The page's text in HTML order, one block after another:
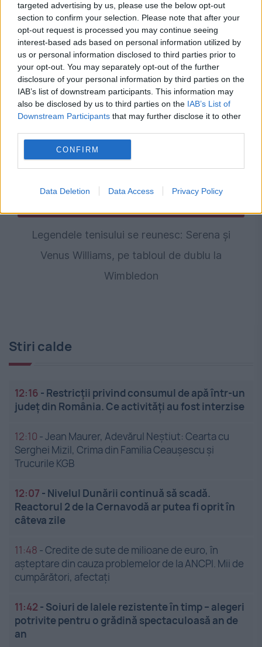
targeted advertising by us, please use the below opt-out
section to confirm your selection. Please note that after your
opt-out request is processed you may continue seeing
interest-based ads based on personal information utilized by
us or personal information disclosed to third parties prior to
your opt-out. You may separately opt-out of the further
disclosure of your personal information by third parties on the
IAB’s list of downstream participants. This information may
also be disclosed by us to third parties on the IAB’s List of
Downstream Participants that may further disclose it to other
CONFIRM
Data Deletion Data Access Privacy Policy
SPORT
Serena Williams revine în tenis cu un wild card
pentru Wimbledon
Legendele tenisului se reunesc: Serena și
Venus Williams, pe tabloul de dublu la
Wimbledon
Stiri calde
12:16 - Restricții privind consumul de apă într-un
județ din România. Ce activități au fost interzise
12:10 -Jean Maurer, Adevărul Neștiut: Cearta cu
Serghei Mizil, Crima din Familia Ceaușescu și
Trucurile KGB
12:07 - Nivelul Dunării continuă să scadă.
Reactorul 2 de la Cernavodă ar putea fi oprit în
câteva zile
11:48 -Credite de sute de milioane de euro, în
așteptare din cauza problemelor de la ANCPI. Mii de
cumpărători, afectați
11:42 - Soiuri de lalele rezistente în timp – alegeri
potrivite pentru o grădină spectaculoasă an de
an